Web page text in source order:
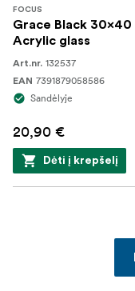
FOCUS
Grace Black 30x40
Acrylic glass
Art.nr. 132537
EAN 7391879058586
Sandėlyje
20,90 €
Dėti į krepšelį